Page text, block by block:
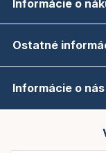
Informácie o
Ostatné
Informácie o nás